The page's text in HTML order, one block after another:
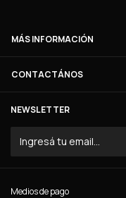
MÁS INFORMACIÓN
CONTACTÁNOS
NEWSLETTER
Medios de pago